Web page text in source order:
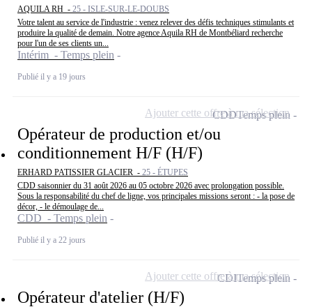
AQUILA RH - 25 - ISLE-SUR-LE-DOUBS
Votre talent au service de l'industrie : venez relever des défis techniques stimulants et
produire la qualité de demain. Notre agence Aquila RH de Montbéliard recherche
pour l'un de ses clients un...
Intérim - Temps plein
Publié il y a 19 jours
Opérateur de production et/ou
conditionnement H/F (H/F)
ERHARD PATISSIER GLACIER - 25 - ÉTUPES
CDD saisonnier du 31 août 2026 au 05 octobre 2026 avec prolongation possible.
Sous la responsabilité du chef de ligne, vos principales missions seront : - la pose de
décor, - le démoulage de...
CDD - Temps plein
Publié il y a 22 jours
CDDTemps plein
Ajouter cette offre à ma sélection
Opérateur d'atelier (H/F)
CDITemps plein
Ajouter cette offre à ma sélection